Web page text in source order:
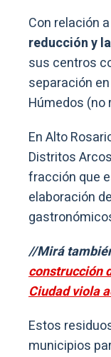
Con relación
reducción y
sus centros
separación
Húmedos (no
En Alto
Distritos
fracción que
elaboración
//Mirá
construcción
Ciudad viola
Estos
municipios